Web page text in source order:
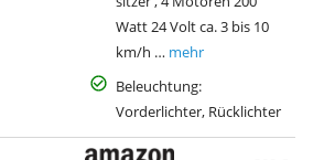
Watt 24 Volt ca. 3 bis 10
km/h … mehr
Beleuchtung:
Vorderlichter, Rücklichter